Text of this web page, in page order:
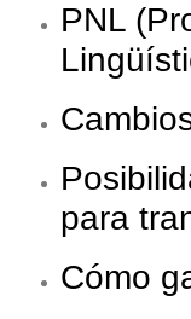
PNL
para
Cómo